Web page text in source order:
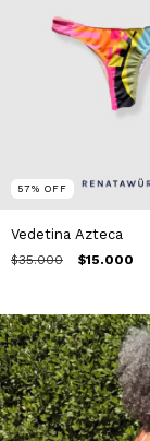
57% OFF
Vedetina Azteca
$35.000 $15.000